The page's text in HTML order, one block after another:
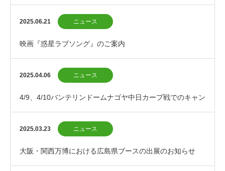
2025.06.21 ニュース
映画『惑星ラブソング』のご案内
2025.04.06 ニュース
4/9、4/10バンテリンドームナゴヤ中日カープ戦でのキャン
ペーンのお知らせ
2025.03.23 ニュース
大阪・関西万博における広島県ブースの出展のお知らせ